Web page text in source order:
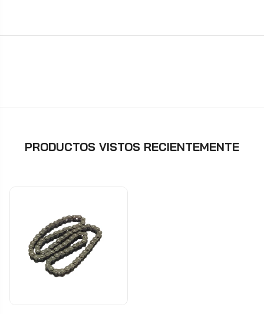
PRODUCTOS VISTOS RECIENTEMENTE